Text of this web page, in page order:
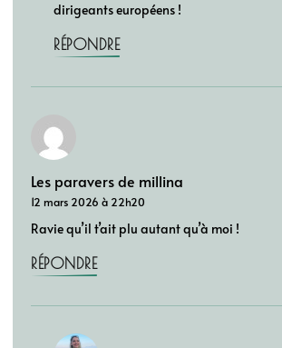
dirigeants européens !
RÉPONDRE
Les paravers de millina
12 mars 2026 à 22h20
Ravie qu’il t’ait plu autant qu’à moi !
RÉPONDRE